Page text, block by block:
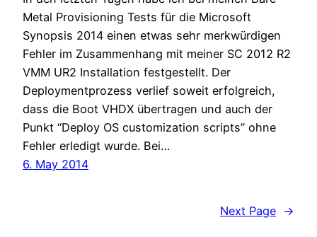
Metal Provisioning Tests für die Microsoft
Synopsis 2014 einen etwas sehr merkwürdigen
Fehler im Zusammenhang mit meiner SC 2012 R2
VMM UR2 Installation festgestellt. Der
Deploymentprozess verlief soweit erfolgreich,
dass die Boot VHDX übertragen und auch der
Punkt “Deploy OS customization scripts” ohne
Fehler erledigt wurde. Bei…
6. May 2014
Next Page →